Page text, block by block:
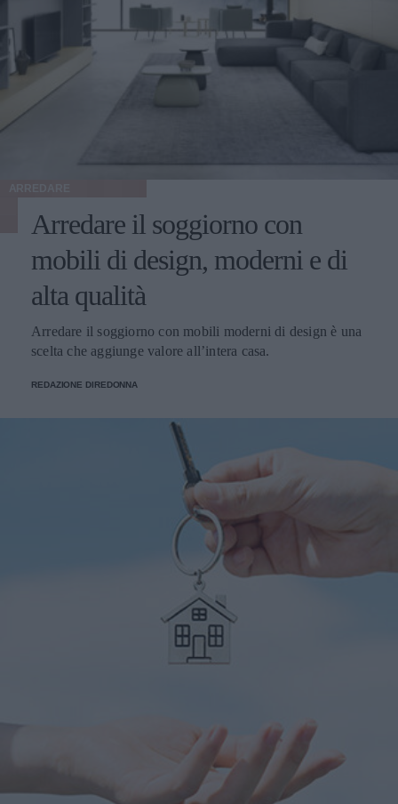
Arredare il soggiorno con
mobili di design, moderni e di
alta qualità
Arredare il soggiorno con mobili moderni di design è una
scelta che aggiunge valore all’intera casa.
REDAZIONE DIREDONNA